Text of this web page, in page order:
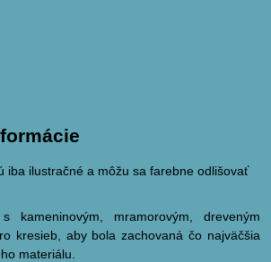
iba ilustračné a môžu sa farebne odlišovať
kameninovým, mramorovým, dreveným
kresieb, aby bola zachovaná čo najväčšia
materiálu.